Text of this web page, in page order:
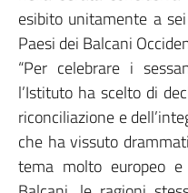
esibito unitamente a
Paesi dei Balcani
“Per celebrare i
l’Istituto ha scelto di
riconciliazione e
che ha vissuto
tema molto europeo